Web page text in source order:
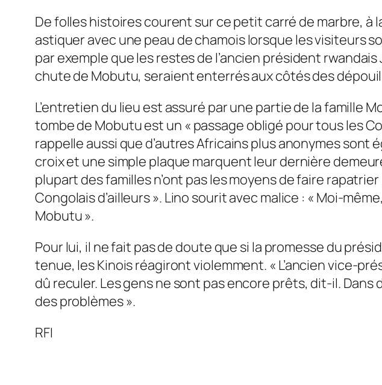
De folles histoires courent sur ce petit carré de marbre, à
astiquer avec une peau de chamois lorsque les visiteurs
par exemple que les restes de l’ancien président
chute de Mobutu, seraient enterrés aux côtés des
L’entretien du lieu est assuré par une partie de la famille
tombe de Mobutu est un « passage obligé pour tous les
rappelle aussi que d’autres Africains plus anonymes
croix et une simple plaque marquent leur dernière
plupart des familles n’ont pas les moyens de faire
Congolais d’ailleurs». Lino sourit avec malice : « Moi-
Mobutu».
Pour lui, il ne fait pas de doute que si la promesse du
tenue, les Kinois réagiront violemment. « L’ancien vice-
dû reculer. Les gens ne sont pas encore prêts, dit-il. Dans
des problèmes».
RFI